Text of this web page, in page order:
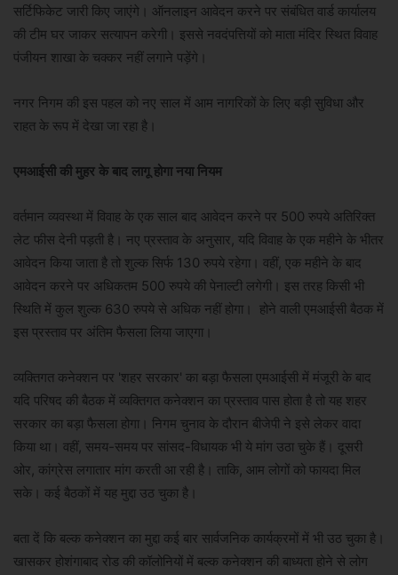
सर्टिफिकेट जारी किए जाएंगे। ऑनलाइन आवेदन करने पर संबंधित वार्ड कार्यालय
की टीम घर जाकर सत्यापन करेगी। इससे नवदंपत्तियों को माता मंदिर स्थित विवाह
पंजीयन शाखा के चक्कर नहीं लगाने पड़ेंगे।
नगर निगम की इस पहल को नए साल में आम नागरिकों के लिए बड़ी सुविधा और
राहत के रूप में देखा जा रहा है।
एमआईसी की मुहर के बाद लागू होगा नया नियम
वर्तमान व्यवस्था में विवाह के एक साल बाद आवेदन करने पर 500 रुपये अतिरिक्त
लेट फीस देनी पड़ती है। नए प्रस्ताव के अनुसार, यदि विवाह के एक महीने के भीतर
आवेदन किया जाता है तो शुल्क सिर्फ 130 रुपये रहेगा। वहीं, एक महीने के बाद
आवेदन करने पर अधिकतम 500 रुपये की पेनाल्टी लगेगी। इस तरह किसी भी
स्थिति में कुल शुल्क 630 रुपये से अधिक नहीं होगा। होने वाली एमआईसी बैठक में
इस प्रस्ताव पर अंतिम फैसला लिया जाएगा।
व्यक्तिगत कनेक्शन पर 'शहर सरकार' का बड़ा फैसला एमआईसी में मंजूरी के बाद
यदि परिषद की बैठक में व्यक्तिगत कनेक्शन का प्रस्ताव पास होता है तो यह शहर
सरकार का बड़ा फैसला होगा। निगम चुनाव के दौरान बीजेपी ने इसे लेकर वादा
किया था। वहीं, समय-समय पर सांसद-विधायक भी ये मांग उठा चुके हैं। दूसरी
ओर, कांग्रेस लगातार मांग करती आ रही है। ताकि, आम लोगों को फायदा मिल
सके। कई बैठकों में यह मुद्दा उठ चुका है।
बता दें कि बल्क कनेक्शन का मुद्दा कई बार सार्वजनिक कार्यक्रमों में भी उठ चुका है।
खासकर होशंगाबाद रोड की कॉलोनियों में बल्क कनेक्शन की बाध्यता होने से लोग